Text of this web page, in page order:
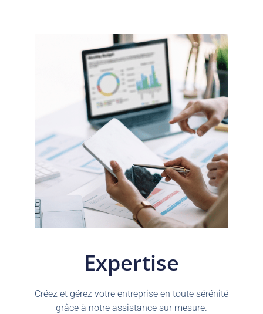
Expertise
Créez et gérez votre entreprise en toute sérénité
grâce à notre assistance sur mesure.